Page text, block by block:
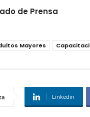
de Prensa
Mayores
Linkedin